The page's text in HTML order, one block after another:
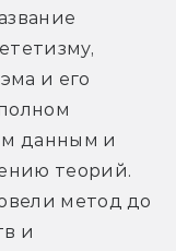
и его
данным и
теорий.
метод до
и